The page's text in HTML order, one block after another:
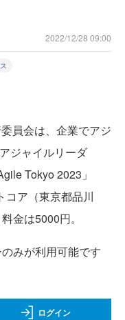
2022/12/28 09:00
員会は、企業でアジ
ジャイルリーダ
Tokyo 2023」
コア（東京都品川
金は5000円。
みが利用可能です
ログイン